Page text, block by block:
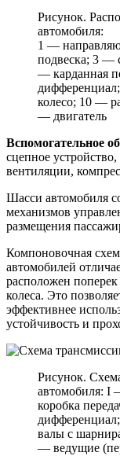
Рисунок.
автомобиля:
1 —
подвеска; 3 —
— карданная
колесо; 10 —
— двигатель
Вспомогательное
сцепное
вентиляции,
Шасси автомобиля
механизмов
размещения
Компоновочная
автомобилей
расположен
колеса. Это
эффективнее
устойчивость и
Рисунок.
автомобиля: I
коробка
валы с
— ведущие